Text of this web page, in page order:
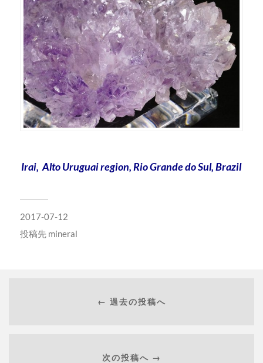
Irai, Alto Uruguai region, Rio Grande do Sul, Brazil
2017-07-12
投稿先 mineral
← 過去の投稿へ
次の投稿へ →